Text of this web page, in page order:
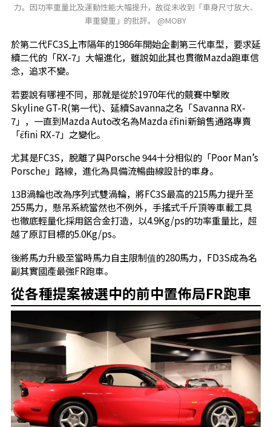
力。因功率重量比及運動性能大幅提升，故從未收到「車身尺寸放大、
車重變重」的批評。 @MOBY
於第二代FC3S上市隔年的1986年開始企劃第三代車型，要求延
續二代的「RX-7」大幅進化，雖說如此其也貫徹Mazda跑車信
念，追求不變。
若要說有哪裡不同，那就是從於1970年代的競賽中擊敗
Skyline GT-R(第一代)、延續Savanna之名「Savanna RX-
7」，一直到Mazda Auto改名為Mazda ε֮fini新銷售通路專賣
「ε֮fini RX-7」之變化。
尤其是FC3S，脫離了與Porsche 944十分相似的「Poor Man’s
Porsche」路線，進化為具備流暢曲線設計的車身。
13B渦輪也改為序列式雙渦輪，將FC3S最高的215馬力提升至
255馬力，懸吊系統當然也不例外，手搖式千斤頂等車載工具
也徹底輕量化採用鋁合金打造，以4.9Kg/ps的功率重量比，超
越了原訂目標的5.0Kg/ps。
後將馬力升級至當時馬力自主限制值的280馬力，FD3S成為名
副其實國產最強FR跑車。
從各種提案被選中的前中置佈局FR跑車